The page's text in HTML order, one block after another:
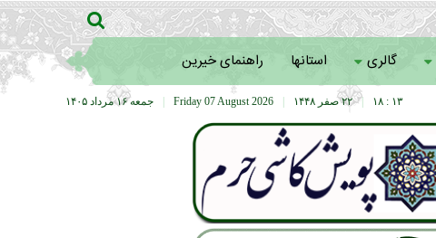
گالری استانها راهنمای خیرین
جمعه ۱۶ مرداد ۱۴۰۵ Friday 07 August 2026 ۲۲ صفر ۱۴۴۸ | ۱۳ : ۱۸